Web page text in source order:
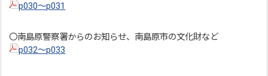
p030～p031
〇南島原警察署からのお知らせ、南島原市の文化財など
p032～p033